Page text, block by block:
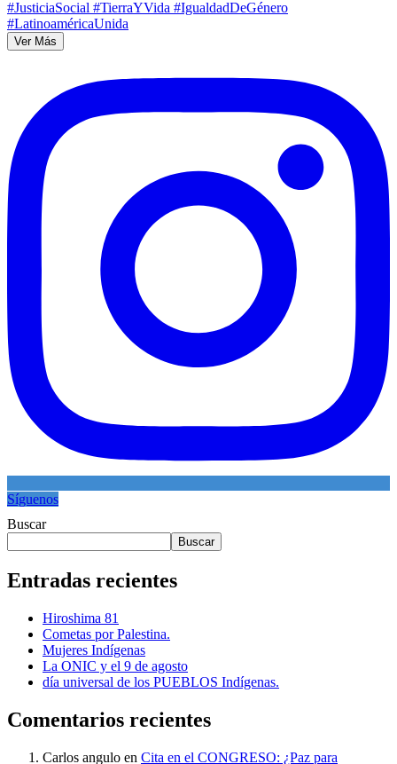
Ver Más
Síguenos
Buscar
Buscar
Entradas recientes
Hiroshima 81
Cometas por Palestina.
Mujeres Indígenas
La ONIC y el 9 de agosto
día universal de los PUEBLOS Indígenas.
Comentarios recientes
Carlos angulo en Cita en el CONGRESO: ¿Paz para